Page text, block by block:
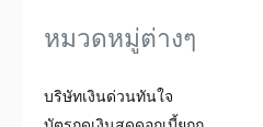
หมวดหมู่ต่างๆ
บริษัทเงินด่วนทันใจ